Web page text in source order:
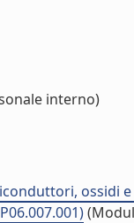
interno)
ossidi e